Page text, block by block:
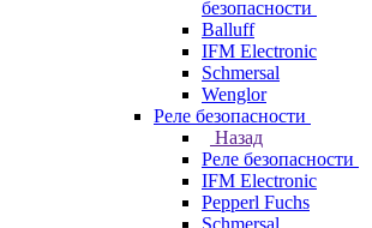
безопасности
Balluff
IFM Electronic
Schmersal
Wenglor
Реле безопасности
Назад
Реле безопасности
IFM Electronic
Pepperl Fuchs